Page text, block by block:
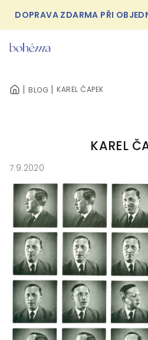
obsah
DOPRAVA ZDARMA PŘI
DOMŮBLOG KAREL ČAPEK
KAREL
7.9.2020